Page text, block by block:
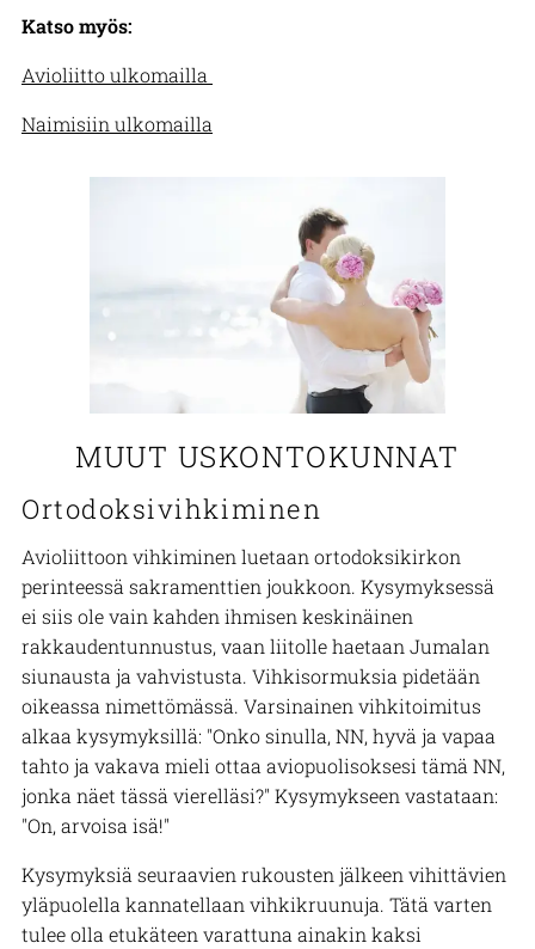
Katso myös:
Avioliitto ulkomailla
Naimisiin ulkomailla
MUUT USKONTOKUNNAT
Ortodoksivihkiminen
Avioliittoon vihkiminen luetaan ortodoksikirkon
perinteessä sakramenttien joukkoon. Kysymyksessä
ei siis ole vain kahden ihmisen keskinäinen
rakkaudentunnustus, vaan liitolle haetaan Jumalan
siunausta ja vahvistusta. Vihkisormuksia pidetään
oikeassa nimettömässä. Varsinainen vihkitoimitus
alkaa kysymyksillä: "Onko sinulla, NN, hyvä ja vapaa
tahto ja vakava mieli ottaa aviopuolisoksesi tämä NN,
jonka näet tässä vierelläsi?" Kysymykseen vastataan:
"On, arvoisa isä!"
Kysymyksiä seuraavien rukousten jälkeen vihittävien
yläpuolella kannatellaan vihkikruunuja. Tätä varten
tulee olla etukäteen varattuna ainakin kaksi